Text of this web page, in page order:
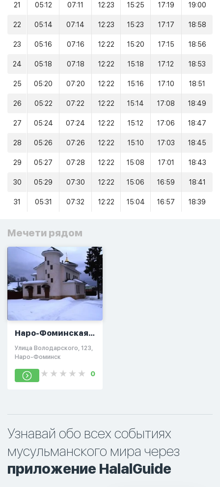
21 05:12 07:11 12:23 15:25 17:19 19:00
22 05:14 07:14 12:23 15:23 17:17 18:58
23 05:16 07:16 12:22 15:20 17:15 18:56
24 05:18 07:18 12:22 15:18 17:12 18:53
25 05:20 07:20 12:22 15:16 17:10 18:51
26 05:22 07:22 12:22 15:14 17:08 18:49
27 05:24 07:24 12:22 15:12 17:06 18:47
28 05:26 07:26 12:22 15:10 17:03 18:45
29 05:27 07:28 12:22 15:08 17:01 18:43
30 05:29 07:30 12:22 15:06 16:59 18:41
31 05:31 07:32 12:22 15:04 16:57 18:39
Мечети рядом
Наро-Фоминская
соборная мечеть
Улица Володарского, 123,
Наро-Фоминск
0
Узнавай обо всех событиях
мусульманского мира через
приложение HalalGuide